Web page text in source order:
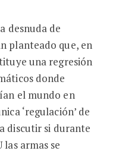
desnuda de
planteado que, en
una regresión
donde
el mundo en
‘regulación’ de
discutir si durante
armas se